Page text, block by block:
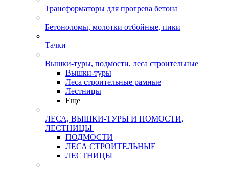
Трансформаторы для прогрева бетона
Бетоноломы, молотки отбойные, пики
Тачки
Вышки-туры, подмости, леса строительные
Вышки-туры
Леса строительные рамные
Лестницы
Еще
ЛЕСА, ВЫШКИ-ТУРЫ И ПОМОСТИ,
ЛЕСТНИЦЫ
ПОДМОСТИ
ЛЕСА СТРОИТЕЛЬНЫЕ
ЛЕСТНИЦЫ